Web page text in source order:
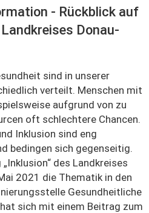
- Rückblick auf
Donau-
sind in unserer
verteilt. Menschen mit
aufgrund von zu
oft schlechtere Chancen.
Inklusion sind eng
bedingen sich gegenseitig.
des Landkreises
2021 die Thematik in den
Gesundheitliche
sich mit einem Beitrag zum